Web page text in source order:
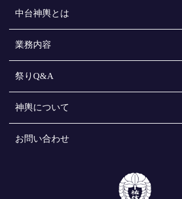
中台神輿とは
業務内容
祭りQ&A
神輿について
お問い合わせ